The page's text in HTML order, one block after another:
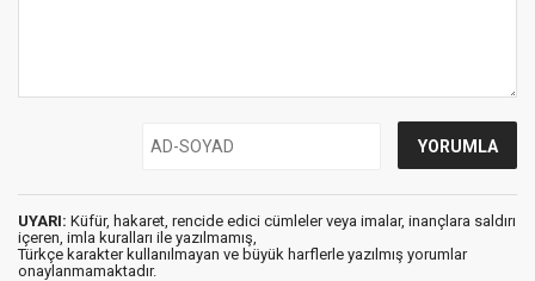
UYARI: Küfür, hakaret, rencide edici cümleler veya imalar, inançlara saldırı
içeren, imla kuralları ile yazılmamış,
Türkçe karakter kullanılmayan ve büyük harflerle yazılmış yorumlar
onaylanmamaktadır.